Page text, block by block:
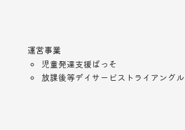
運営事業
児童発達支援ぱっそ
放課後等デイサービストライアングル